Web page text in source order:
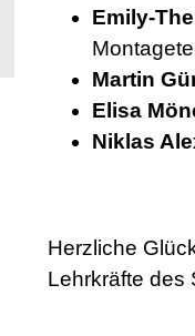
Emily-
Martin
Elisa
Niklas
Herzliche
Lehrkräfte des